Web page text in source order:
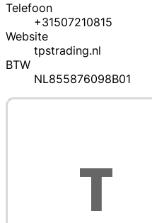
Telefoon
+31507210815
Website
tpstrading.nl
BTW
NL855876098B01